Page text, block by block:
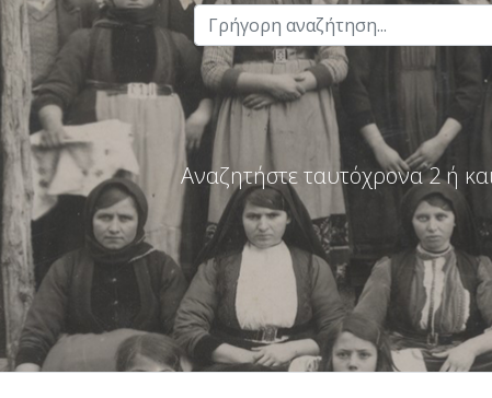
Αναζητήστε ταυτόχρονα 2 ή